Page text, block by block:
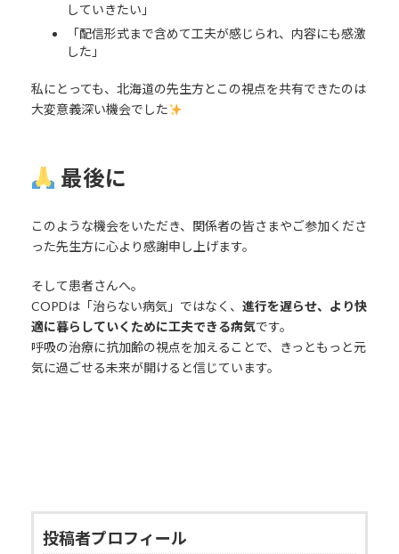
していきたい」
「配信形式まで含めて工夫が感じられ、内容にも感激
した」
私にとっても、北海道の先生方とこの視点を共有できたのは
大変意義深い機会でした
最後に
このような機会をいただき、関係者の皆さまやご参加くださ
った先生方に心より感謝申し上げます。
そして患者さんへ。
COPDは「治らない病気」ではなく、 進行を遅らせ、より快
適に暮らしていくために工夫できる病気です。
呼吸の治療に抗加齢の視点を加えることで、きっともっと元
気に過ごせる未来が開けると信じています。
投稿者プロフィール